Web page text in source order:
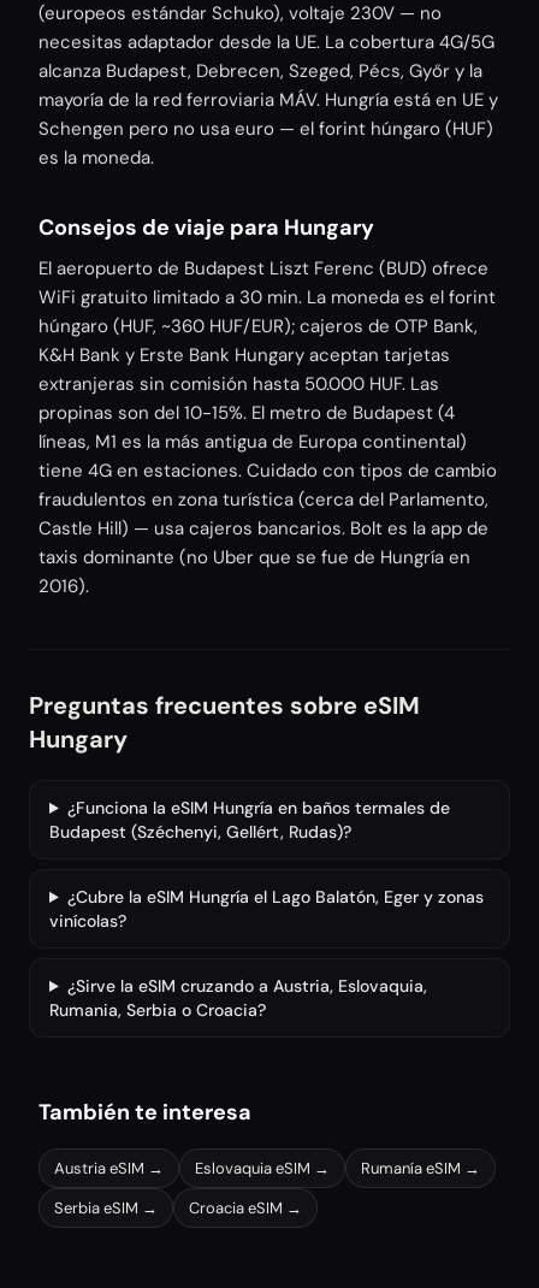
(europeos estándar Schuko), voltaje 230V — no
necesitas adaptador desde la UE. La cobertura 4G/5G
alcanza Budapest, Debrecen, Szeged, Pécs, Győr y la
mayoría de la red ferroviaria MÁV. Hungría está en UE y
Schengen pero no usa euro — el forint húngaro (HUF)
es la moneda.
Consejos de viaje para Hungary
El aeropuerto de Budapest Liszt Ferenc (BUD) ofrece
WiFi gratuito limitado a 30 min. La moneda es el forint
húngaro (HUF, ~360 HUF/EUR); cajeros de OTP Bank,
K&H Bank y Erste Bank Hungary aceptan tarjetas
extranjeras sin comisión hasta 50.000 HUF. Las
propinas son del 10-15%. El metro de Budapest (4
líneas, M1 es la más antigua de Europa continental)
tiene 4G en estaciones. Cuidado con tipos de cambio
fraudulentos en zona turística (cerca del Parlamento,
Castle Hill) — usa cajeros bancarios. Bolt es la app de
taxis dominante (no Uber que se fue de Hungría en
2016).
Preguntas frecuentes sobre eSIM
Hungary
¿Funciona la eSIM Hungría en baños termales de
Budapest (Széchenyi, Gellért, Rudas)?
¿Cubre la eSIM Hungría el Lago Balatón, Eger y zonas
vinícolas?
¿Sirve la eSIM cruzando a Austria, Eslovaquia,
Rumania, Serbia o Croacia?
También te interesa
AustriaeSIM → EslovaquiaeSIM → RumaníaeSIM →
SerbiaeSIM → CroaciaeSIM →